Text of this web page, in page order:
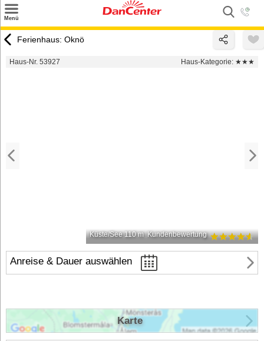
Menü
Urlaubsziele
Ferienhaus: Oknö
Haus-Nr. 53927 Haus-Kategorie: ★★★
Küste/See 110 m Kundenbewertung
Anreise & Dauer auswählen
Karte